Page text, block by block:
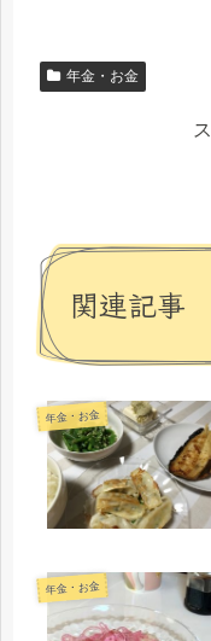
年金・お金
関連記事
年金・お金
年金・お金